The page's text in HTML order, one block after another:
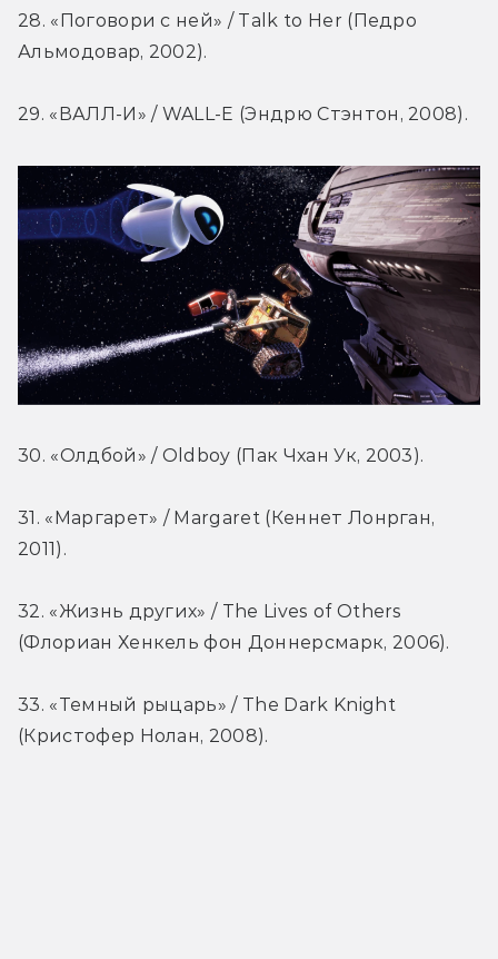
28. «Поговори с ней» / Talk to Her (Педро
Альмодовар, 2002).
29. «ВАЛЛ-И» / WALL-E (Эндрю Стэнтон, 2008).
30. «Олдбой» / Oldboy (Пак Чхан Ук, 2003).
31. «Маргарет» / Margaret (Кеннет Лонрган,
2011).
32. «Жизнь других» / The Lives of Others
(Флориан Хенкель фон Доннерсмарк, 2006).
33. «Темный рыцарь» / The Dark Knight
(Кристофер Нолан, 2008).